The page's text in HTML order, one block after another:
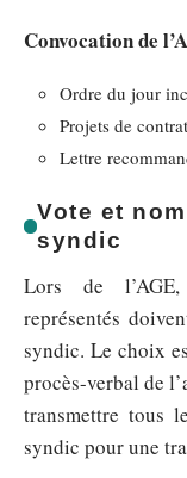
Convocation de
Ordre du jour
Projets de
Lettre
Vote et
syndic
Lors de
représentés
syndic. Le choix
procès-verbal de
transmettre tous
syndic pour une